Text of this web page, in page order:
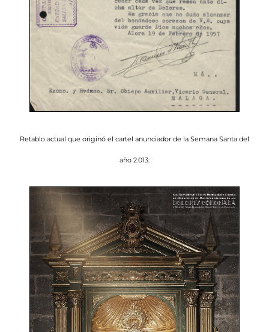
Retablo actual que originó el cartel anunciador de la Semana Santa del
año 2.013: